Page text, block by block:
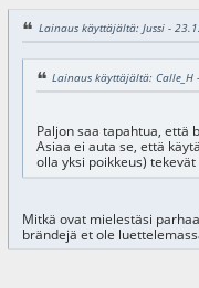
Lainaus käyttäjältä: Jussi -
Lainaus käyttäjältä:
Paljon saa tapahtua, että
Asiaa ei auta se, että
olla yksi poikkeus)
Mitkä ovat mielestäsi
brändejä et ole